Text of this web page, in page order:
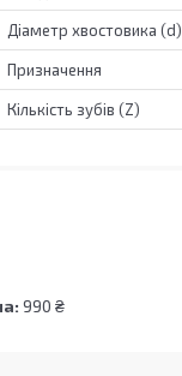
Діаметр хвостовика (d)
Призначення
Кількість зубів (Z)
990 ₴